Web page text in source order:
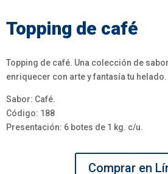
Topping de café
Topping de café. Una colección de
enriquecer con arte y fantasía tu helado.
Sabor: Café.
Código: 188
Presentación: 6 botes de 1 kg. c/u.
Comprar en